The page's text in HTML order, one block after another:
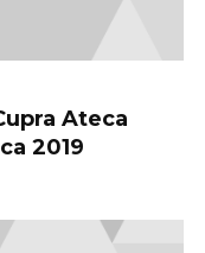
Ateca
2019